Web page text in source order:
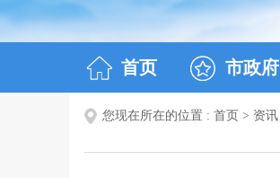
首页 市政府
您现在所在的位置 : 首页 > 资讯